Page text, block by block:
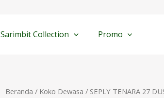
Sarimbit Collection Promo
Beranda / Koko Dewasa / SEPLY TENARA 27